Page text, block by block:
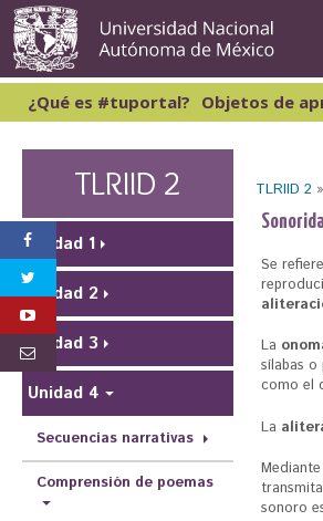
¿Qué es #tuportal? Objetos de
Lectura y Redacción 3
Lectura y Redacción 4
Inglés 1
S
e
n
c
u
t
r
TLRIID 2
Se
La
sílabas
como el
La
sonoro
TLRIID 2
Unidad 1
Unidad 2
Unidad 3
Unidad 4
Secuencias narrativas
Comprensión de poemas